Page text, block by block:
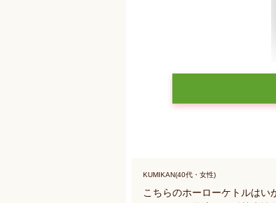
KUMIKAN(40代・女性)
こちらのホーローケトルはい